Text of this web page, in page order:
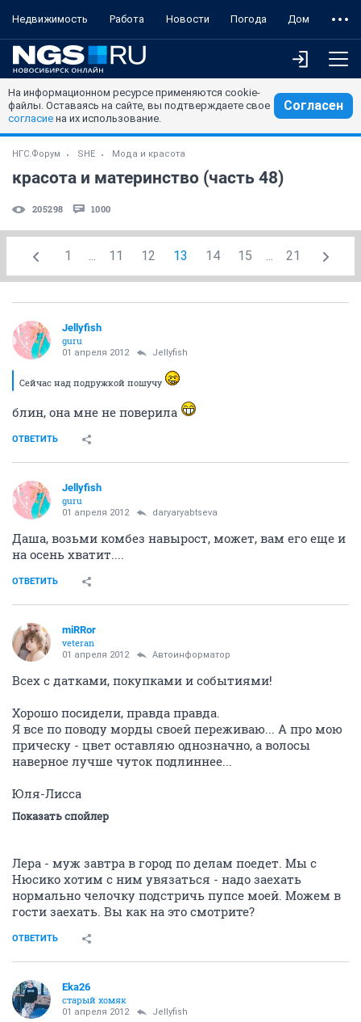
Недвижимость Работа Новости Погода Дом
На информационном ресурсе применяются cookie-
файлы. Оставаясь на сайте, вы подтверждаете свое
согласие на их использование.
Согласен
НГС.Форум SHE Мода и красота
красота и материнство (часть 48)
205298 1000
1 ... 11 12 13 14 15 ... 21
Jellyfish
guru
01 апреля 2012 Jellyfish
Сейчас над подружкой пошучу
блин, она мне не поверила
ОТВЕТИТЬ
Jellyfish
guru
01 апреля 2012 daryaryabtseva
Даша, возьми комбез навырост, может, вам его еще и
на осень хватит....
ОТВЕТИТЬ
miRRor
veteran
01 апреля 2012 Автоинформатор
Всех с датками, покупками и событиями!
Хорошо посидели, правда правда.
Я все по поводу морды своей переживаю... А про мою
прическу - цвет оставляю однозначно, а волосы
наверное лучше чуток подлиннее...
Юля-Лисса
Показать спойлер
Лера - муж завтра в город по делам поедет. Мы с
Нюсико хотим с ним увязаться - надо заехать
нормально челочку подстричь пупсе моей. Можем в
гости заехать. Вы как на это смотрите?
ОТВЕТИТЬ
Eka26
старый хомяк
01 апреля 2012 Jellyfish